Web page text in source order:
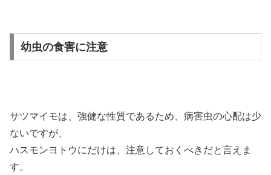
幼虫の食害に注意
サツマイモは、強健な性質であるため、病害虫の心配は少
ないですが、
ハスモンヨトウにだけは、注意しておくべきだと言えま
す。